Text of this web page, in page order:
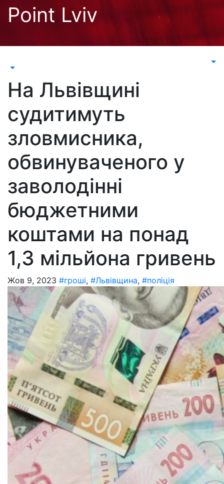
Перейти
Point Lviv
На Львівщині
судитимуть
зловмисника,
обвинуваченого у
заволодінні
бюджетними
коштами на понад
1,3 мільйона гривень
Жов 9, 2023 #гроші, #Львівщина, #поліція